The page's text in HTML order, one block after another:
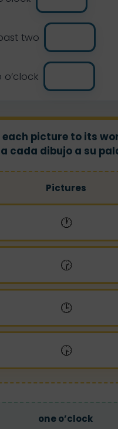
two
each picture to its
cada dibujo a su
Pictures
🕐
🕝
🕒
🕟
one o’clock